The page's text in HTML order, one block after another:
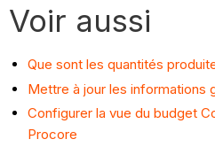
Voir aussi
Que sont les quantités
Mettre à jour les informations
Configurer la vue du budget
Procore